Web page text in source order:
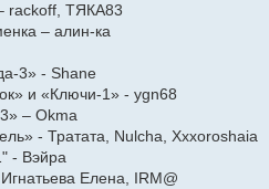
rackoff, ТЯКА83
– алин-ка
3» - Shane
и «Ключи-1» - ygn68
– Okma
- Тратата, Nulcha, Xxxoroshaia
- Вэйра
Елена, IRM@